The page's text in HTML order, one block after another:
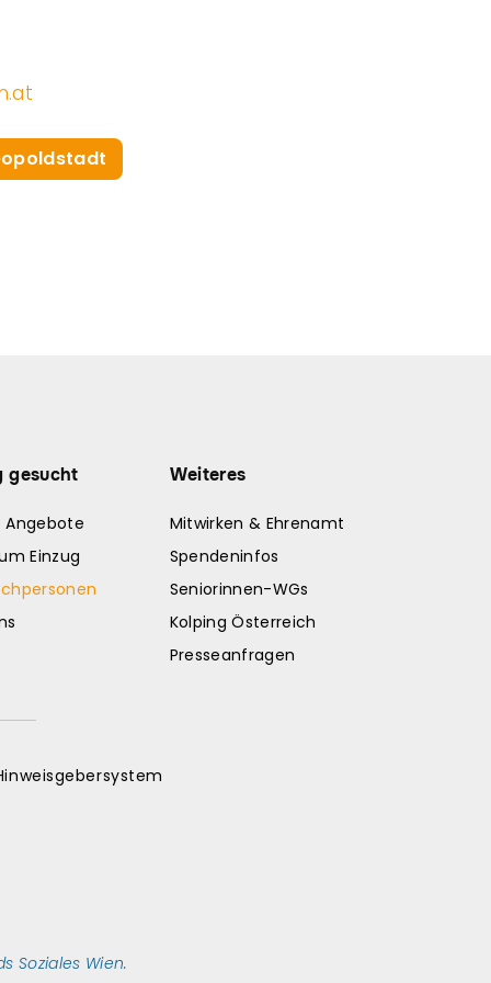
gesucht
Angebote
Einzug
Weiteres
Mitwirken & Ehrenamt
Spendeninfos
Seniorinnen-WGs
Kolping Österreich
Presseanfragen
Soziales Wien.